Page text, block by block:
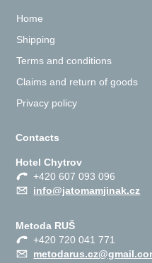
Home
Shipping
Terms and conditions
Claims and return of goods
Privacy policy
Contacts
Hotel Chytrov
+420 607 093 096
info@jatomamjinak.cz
Metoda RUŠ
+420 720 041 771